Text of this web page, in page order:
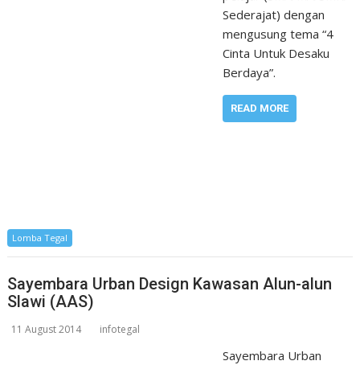
Sederajat) dengan
mengusung tema “4
Cinta Untuk Desaku
Berdaya”.
READ MORE
Lomba Tegal
Sayembara Urban Design Kawasan Alun-alun
Slawi (AAS)
11 August 2014 infotegal
Sayembara Urban